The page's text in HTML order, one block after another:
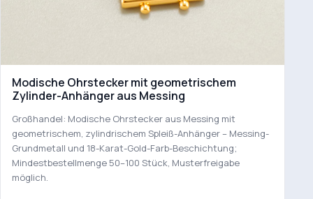
Modische Ohrstecker mit geometrischem
Zylinder-Anhänger aus Messing
Großhandel: Modische Ohrstecker aus Messing mit
geometrischem, zylindrischem Spleiß-Anhänger – Messing-
Grundmetall und 18-Karat-Gold-Farb-Beschichtung;
Mindestbestellmenge 50–100 Stück, Musterfreigabe
möglich.